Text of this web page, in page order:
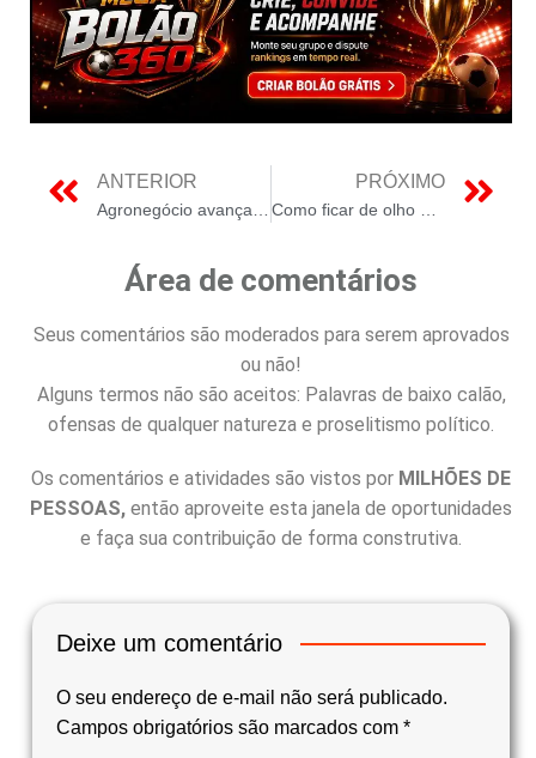
ANTERIOR PRÓXIMO
Área de comentários
Seus comentários são moderados para serem aprovados
ou não!
Alguns termos não são aceitos: Palavras de baixo calão,
ofensas de qualquer natureza e proselitismo político.
Os comentários e atividades são vistos por MILHÕES DE
PESSOAS, então aproveite esta janela de oportunidades
e faça sua contribuição de forma construtiva.
Deixe um comentário
O seu endereço de e-mail não será publicado.
Campos obrigatórios são marcados com *